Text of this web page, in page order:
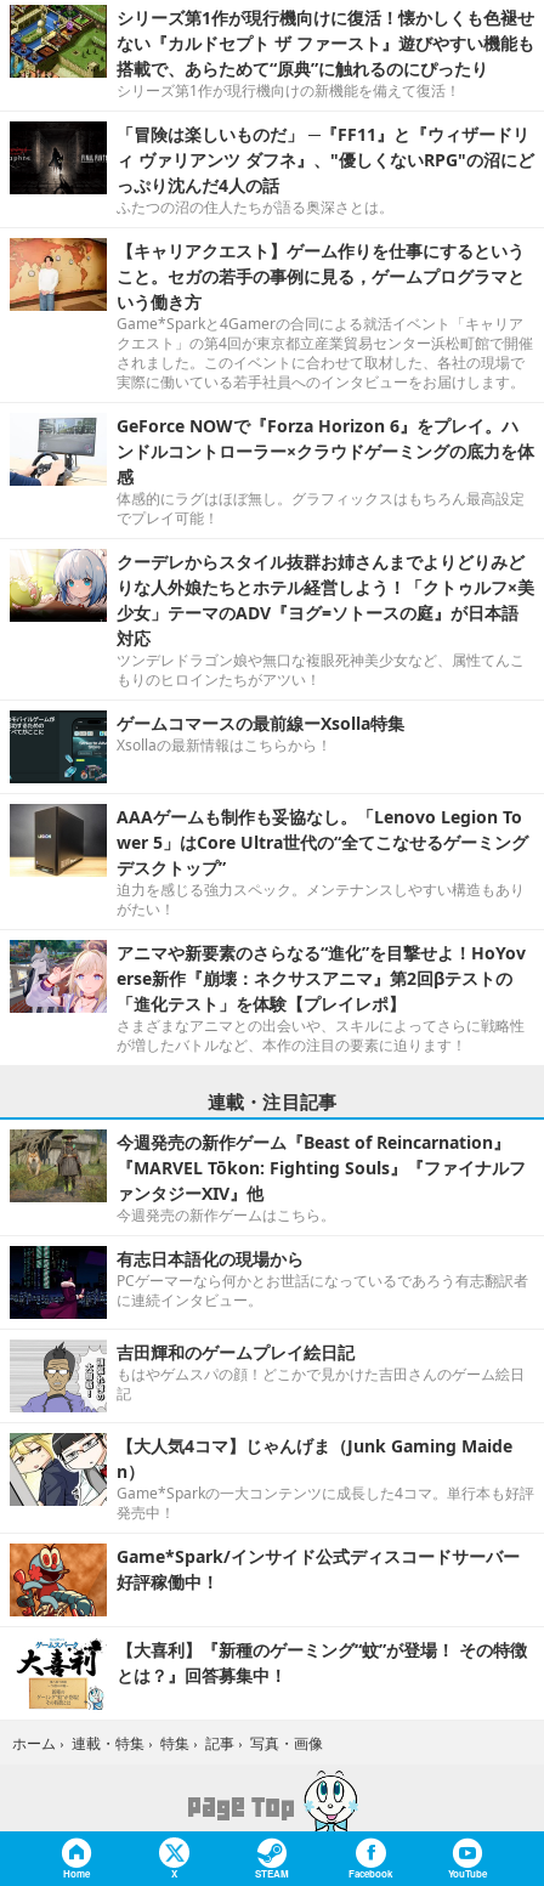
シリーズ第1作が現行機向けに復活！懐かしくも色褪せ
ない『カルドセプト ザ ファースト』遊びやすい機能も
搭載で、あらためて“原典”に触れるのにぴったり
シリーズ第1作が現行機向けの新機能を備えて復活！
「冒険は楽しいものだ」 ─『FF11』と『ウィザードリ
ィ ヴァリアンツ ダフネ』、"優しくないRPG"の沼にど
っぷり沈んだ4人の話
ふたつの沼の住人たちが語る奥深さとは。
【キャリアクエスト】ゲーム作りを仕事にするという
こと。セガの若手の事例に見る，ゲームプログラマと
いう働き方
Game*Sparkと4Gamerの合同による就活イベント「キャリア
クエスト」の第4回が東京都立産業貿易センター浜松町館で開催
されました。このイベントに合わせて取材した、各社の現場で
実際に働いている若手社員へのインタビューをお届けします。
GeForce NOWで『Forza Horizon 6』をプレイ。ハ
ンドルコントローラー×クラウドゲーミングの底力を体
感
体感的にラグはほぼ無し。グラフィックスはもちろん最高設定
でプレイ可能！
クーデレからスタイル抜群お姉さんまでよりどりみど
りな人外娘たちとホテル経営しよう！「クトゥルフ×美
少女」テーマのADV『ヨグ=ソトースの庭』が日本語
対応
ツンデレドラゴン娘や無口な複眼死神美少女など、属性てんこ
もりのヒロインたちがアツい！
ゲームコマースの最前線ーXsolla特集
Xsollaの最新情報はこちらから！
AAAゲームも制作も妥協なし。「Lenovo Legion To
wer 5」はCore Ultra世代の“全てこなせるゲーミング
デスクトップ”
迫力を感じる強力スペック。メンテナンスしやすい構造もあり
がたい！
アニマや新要素のさらなる“進化”を目撃せよ！HoYov
erse新作『崩壊：ネクサスアニマ』第2回βテストの
「進化テスト」を体験【プレイレポ】
さまざまなアニマとの出会いや、スキルによってさらに戦略性
が増したバトルなど、本作の注目の要素に迫ります！
連載・注目記事
今週発売の新作ゲーム『Beast of Reincarnation』
『MARVEL Tōkon: Fighting Souls』『ファイナルフ
ァンタジーXIV』他
今週発売の新作ゲームはこちら。
有志日本語化の現場から
PCゲーマーなら何かとお世話になっているであろう有志翻訳者
に連続インタビュー。
吉田輝和のゲームプレイ絵日記
もはやゲムスパの顔！どこかで見かけた吉田さんのゲーム絵日
記
【大人気4コマ】じゃんげま（Junk Gaming Maide
n）
Game*Sparkの一大コンテンツに成長した4コマ。単行本も好評
発売中！
Game*Spark/インサイド公式ディスコードサーバー
好評稼働中！
【大喜利】『新種のゲーミング“蚊”が登場！ その特徴
とは？』回答募集中！
ホーム › 連載・特集 › 特集 › 記事 › 写真・画像
Home X STEAM Facebook YouTube